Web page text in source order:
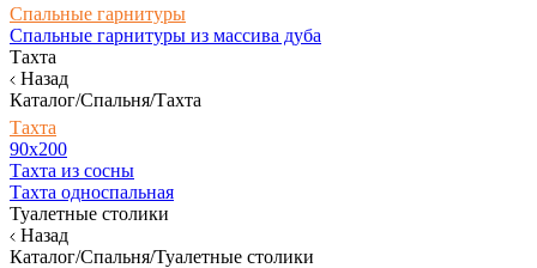
Спальные гарнитуры
Спальные гарнитуры из массива дуба
Тахта
Назад
Каталог/Спальня/Тахта
Тахта
90х200
Тахта из сосны
Тахта односпальная
Туалетные столики
Назад
Каталог/Спальня/Туалетные столики